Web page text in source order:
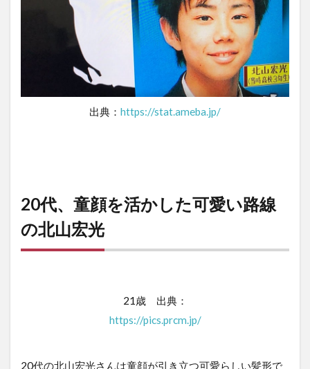
出典： https://stat.ameba.jp/
20代、童顔を活かした可愛い路線
の北山宏光
21歳 出典：
https://pics.prcm.jp/
20代の北山宏光さんは童顔が引き立つ可愛らしい髪形で